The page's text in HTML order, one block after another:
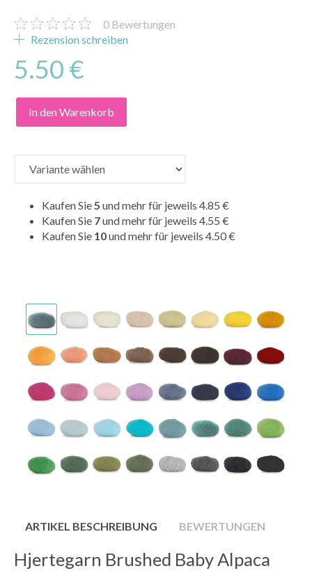
0 Bewertungen
Rezension schreiben
5.50 €
In den Warenkorb
Kaufen Sie 5 und mehr für jeweils 4.85 €
Kaufen Sie 7und mehr für jeweils 4.55 €
Kaufen Sie 10und mehr für jeweils 4.50 €
ARTIKEL BESCHREIBUNG BEWERTUNGEN
Hjertegarn Brushed Baby Alpaca